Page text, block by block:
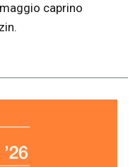
caprino